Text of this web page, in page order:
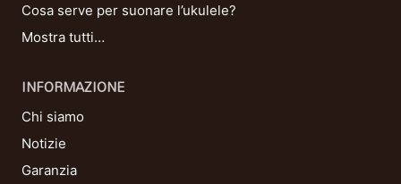
Cosa serve per suonare l’ukulele?
Mostra tutti…
INFORMAZIONE
Chi siamo
Notizie
Garanzia